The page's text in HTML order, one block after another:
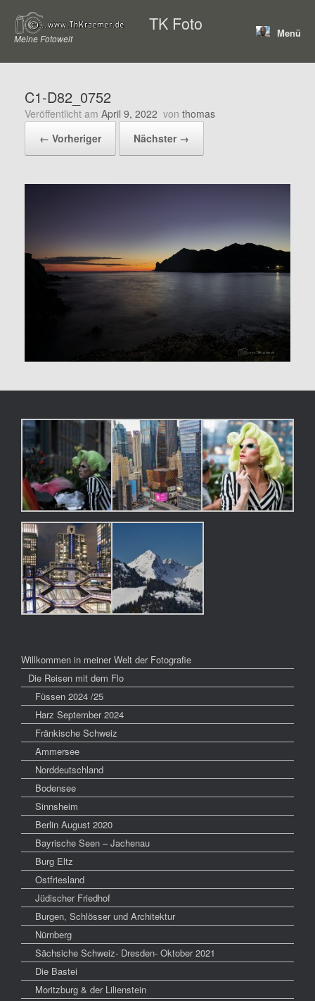
Inhalt
springen
TK Foto
Meine Fotowelt Menü
C1-D82_0752
Veröffentlicht am April 9, 2022 von thomas
← Vorheriger
Nächster →
Willkommen in meiner Welt der Fotografie
Die Reisen mit dem Flo
Füssen 2024 /25
Harz September 2024
Fränkische Schweiz
Ammersee
Norddeutschland
Bodensee
Sinnsheim
Berlin August 2020
Bayrische Seen – Jachenau
Burg Eltz
Ostfriesland
Jüdischer Friedhof
Burgen, Schlösser und Architektur
Nürnberg
Sächsiche Schweiz- Dresden- Oktober 2021
Die Bastei
Moritzburg & der Lilienstein